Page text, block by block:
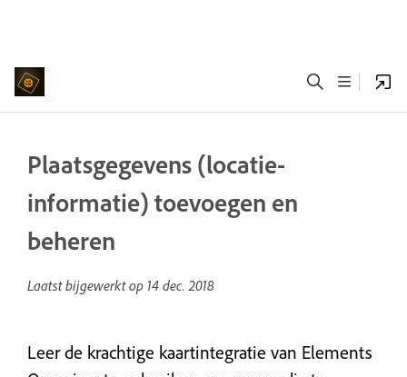
Plaatsgegevens (locatie-
informatie) toevoegen en
beheren
Laatst bijgewerkt op 14 dec. 2018
Leer de krachtige kaartintegratie van Elements